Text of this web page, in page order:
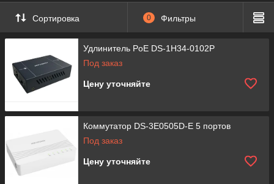
передачи и стабильность работы сети. Маршрутизаторы
Hikvision позволяют управлять трафиком, разделять сеть на
Устройства управления трафиком, такие как контроллеры
брандмауэров Hikvision, помогают обнаруживать и
предотвращать атаки на сеть, защищая данные и
обеспечивая безопасность всей системы. Также в
устройства, такие как PoE-инжекторы и PoE-коммутаторы,
которые позволяют питать устройства по сети Ethernet и
облегчают процесс установки.
Активное сетевое оборудование Hikvision позволяет создать
мощную и гибкую инфраструктуру для систем
Сортировка 0 Фильтры
Удлинитель PoE DS-1H34-0102P
Под заказ
Цену уточняйте
Коммутатор DS-3E0505D-E 5 портов
Под заказ
Цену уточняйте